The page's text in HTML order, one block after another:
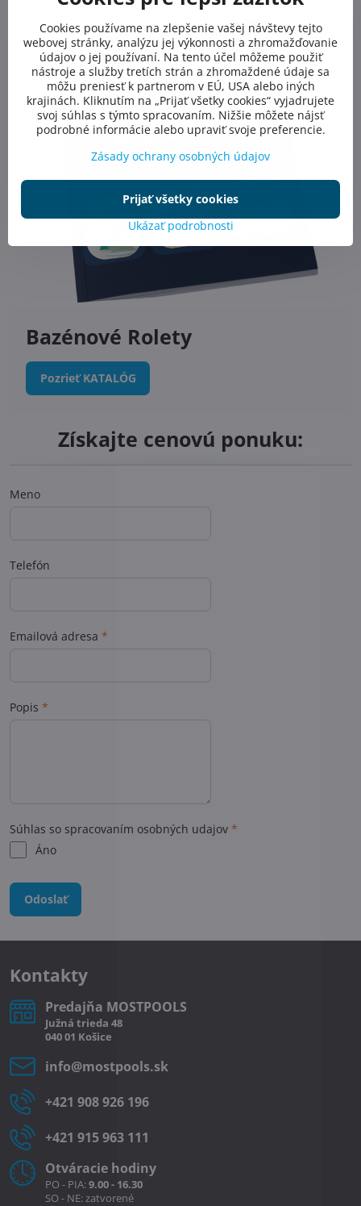
Bazénové Rolety
Pozrieť KATALÓG
Získajte cenovú ponuku:
Meno
Telefón
Emailová adresa *
Popis *
Súhlas so spracovaním osobných udajov *
Áno
Odoslať
Kontakty
Predajňa MOSTPOOLS
Južná trieda 48
040 01 Košice
info​@mostpools​.sk
+421 908 926 196
+421 915 963 111
Otváracie hodiny
PO - PIA:9.00 - 16.30
SO - NE: zatvorené
Cookies používame na zlepšenie vašej návštevy tejto
webovej stránky, analýzu jej výkonnosti a zhromažďovanie
údajov o jej používaní. Na tento účel môžeme použiť
nástroje a služby tretích strán a zhromaždené údaje sa
môžu preniesť k partnerom v EÚ, USA alebo iných
krajinách. Kliknutím na „Prijať všetky cookies“ vyjadrujete
svoj súhlas s týmto spracovaním. Nižšie môžete nájsť
podrobné informácie alebo upraviť svoje preferencie.
Zásady ochrany osobných údajov
Ukázať podrobnosti
Prijať všetky cookies